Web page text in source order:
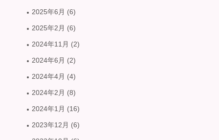
2025年6月 (6)
2025年2月 (6)
2024年11月 (2)
2024年6月 (2)
2024年4月 (4)
2024年2月 (8)
2024年1月 (16)
2023年12月 (6)